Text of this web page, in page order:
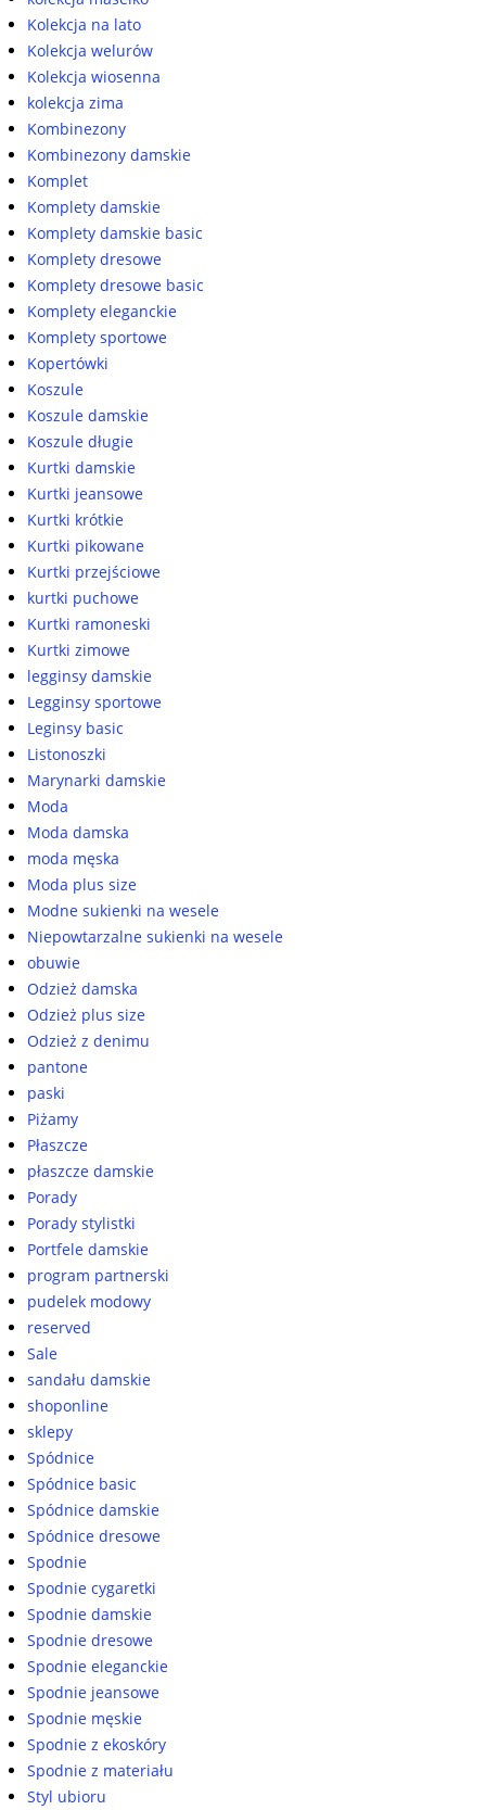
Kolekcja na lato
Kolekcja welurów
Kolekcja wiosenna
kolekcja zima
Kombinezony
Kombinezony damskie
Komplet
Komplety damskie
Komplety damskie basic
Komplety dresowe
Komplety dresowe basic
Komplety eleganckie
Komplety sportowe
Kopertówki
Koszule
Koszule damskie
Koszule długie
Kurtki damskie
Kurtki jeansowe
Kurtki krótkie
Kurtki pikowane
Kurtki przejściowe
kurtki puchowe
Kurtki ramoneski
Kurtki zimowe
legginsy damskie
Legginsy sportowe
Leginsy basic
Listonoszki
Marynarki damskie
Moda
Moda damska
moda męska
Moda plus size
Modne sukienki na wesele
Niepowtarzalne sukienki na wesele
obuwie
Odzież damska
Odzież plus size
Odzież z denimu
pantone
paski
Piżamy
Płaszcze
płaszcze damskie
Porady
Porady stylistki
Portfele damskie
program partnerski
pudelek modowy
reserved
Sale
sandału damskie
shoponline
sklepy
Spódnice
Spódnice basic
Spódnice damskie
Spódnice dresowe
Spodnie
Spodnie cygaretki
Spodnie damskie
Spodnie dresowe
Spodnie eleganckie
Spodnie jeansowe
Spodnie męskie
Spodnie z ekoskóry
Spodnie z materiału
Styl ubioru